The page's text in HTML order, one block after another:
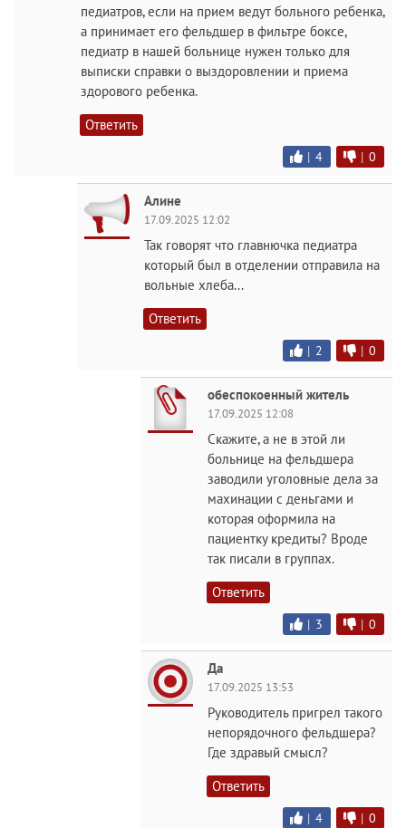
педиатров, если на прием ведут больного ребенка,
а принимает его фельдшер в фильтре боксе,
педиатр в нашей больнице нужен только для
выписки справки о выздоровлении и приема
здорового ребенка.
Ответить
| 4 | 0
Алине
17.09.2025 12:02
Так говорят что главнючка педиатра
который был в отделении отправила на
вольные хлеба...
Ответить
| 2 | 0
обеспокоенный житель
17.09.2025 12:08
Скажите, а не в этой ли
больнице на фельдшера
заводили уголовные дела за
махинации с деньгами и
которая оформила на
пациентку кредиты? Вроде
так писали в группах.
Ответить
| 3 | 0
Да
17.09.2025 13:53
Руководитель пригрел такого
непорядочного фельдшера?
Где здравый смысл?
Ответить
| 4 | 0